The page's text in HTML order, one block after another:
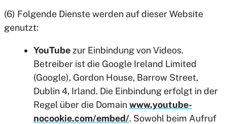
(6) Folgende Dienste werden auf dieser Website
genutzt:
YouTube zur Einbindung von Videos.
Betreiber ist die Google Ireland Limited
(Google), Gordon House, Barrow Street,
Dublin 4, Irland. Die Einbindung erfolgt in der
Regel über die Domainwww.youtube-
nocookie.com/embed/. Sowohl beim Aufruf